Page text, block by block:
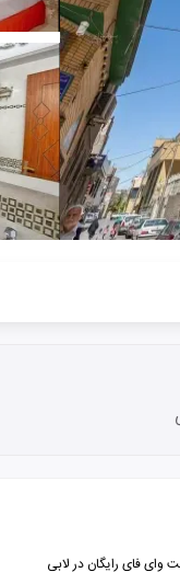
وای فای رایگان در لابی